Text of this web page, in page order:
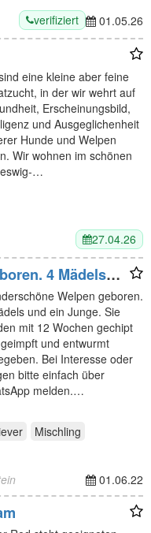
verifiziert 01.05.26
eine kleine aber feine
in der wir wehrt auf
Erscheinungsbild,
und Ausgeglichenheit
Hunde und Welpen
Wir wohnen im schönen
…
27.04.26
4 Mädels
Welpen geboren.
und ein Junge. Sie
mit 12 Wochen gechipt
und entwurmt
Bei Interesse oder
bitte einfach über
melden.…
Mischling
01.06.22